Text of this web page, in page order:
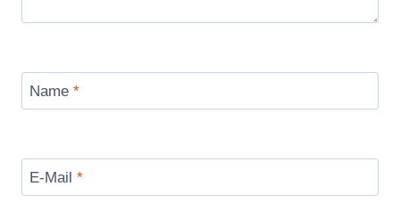
Name *
E-Mail *